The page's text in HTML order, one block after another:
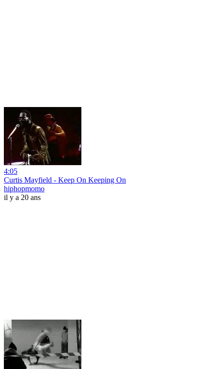
4:05
Curtis Mayfield - Keep On Keeping On
hiphopmomo
il y a 20 ans